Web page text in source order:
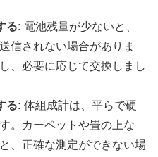
る: 電池残量が少ないと、
信されない場合がありま
、必要に応じて交換しまし
る: 体組成計は、平らで硬
。カーペットや畳の上な
、正確な測定ができない場